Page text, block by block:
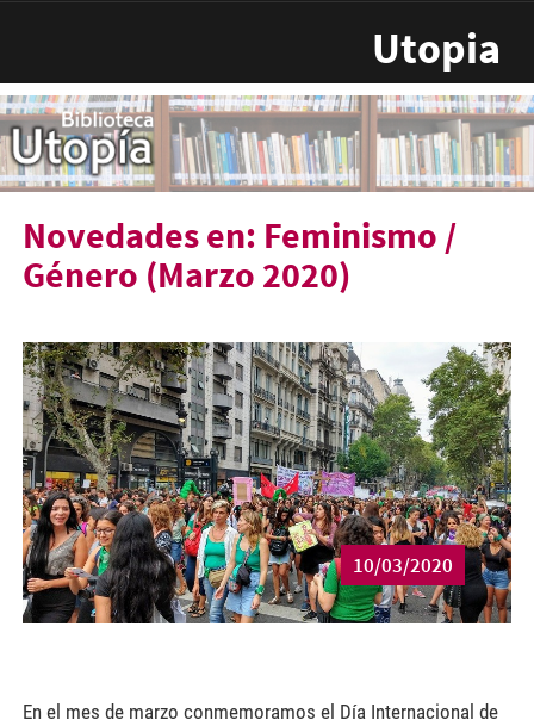
Utopia
Novedades en: Feminismo /
Género (Marzo 2020)
10/03/2020
En el mes de marzo conmemoramos el Día Internacional de